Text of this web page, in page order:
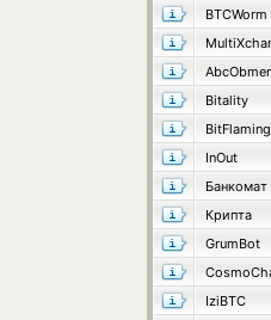
BTCWorm
Bitality
BitFlaming
InOut
Банкомат
Крипта
GrumBot
IziBTC